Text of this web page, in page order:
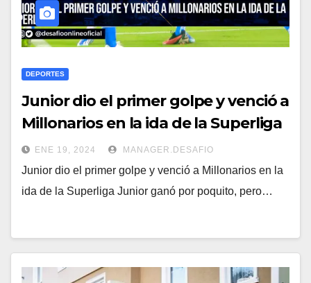
DEPORTES
Junior dio el primer golpe y venció a
Millonarios en la ida de la Superliga
ENE 19, 2024 MANAGER.DESAFIO
Junior dio el primer golpe y venció a Millonarios en la
ida de la Superliga Junior ganó por poquito, pero…